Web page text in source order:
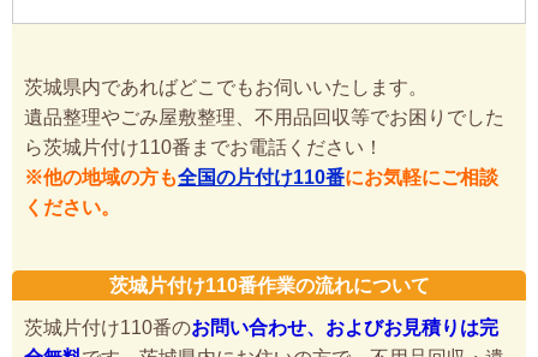
茨城県内であればどこでもお伺いいたします。
遺品整理やごみ屋敷整理、不用品回収等でお困りでした
ら茨城片付け110番までお電話ください！
※他の地域の方も全国の片付け110番にお気軽にご相談
ください。
茨城片付け110番作業の流れについて
茨城片付け110番のお問い合わせ、およびお見積りは完